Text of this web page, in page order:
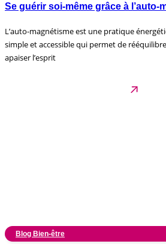
Se guérir soi-même grâce à l’auto-
L’auto-magnétisme est une pratique
simple et accessible qui permet de
apaiser l’esprit
Blog Bien-être